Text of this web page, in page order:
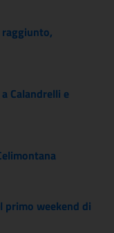
Calandrelli e
primo weekend di